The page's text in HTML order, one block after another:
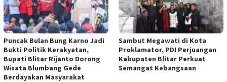
Puncak Bulan Bung Karno Jadi
Bukti Politik Kerakyatan,
Bupati Blitar Rijanto Dorong
Wisata Blumbang Gede
Berdayakan Masyarakat
Sambut Megawati di Kota
Proklamator, PDI Perjuangan
Kabupaten Blitar Perkuat
Semangat Kebangsaan